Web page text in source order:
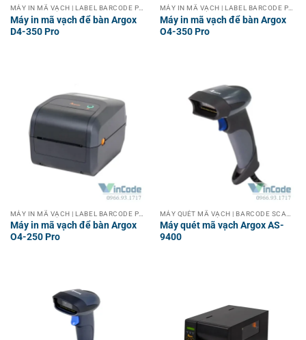
Máy in mã vạch để bàn Argox
D4-350 Pro
Máy in mã vạch để bàn Argox
O4-350 Pro
Máy in mã vạch để bàn Argox
O4-250 Pro
Máy quét mã vạch Argox AS-
9400